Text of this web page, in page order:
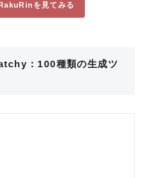
を見てみる
：100種類の生成ツ